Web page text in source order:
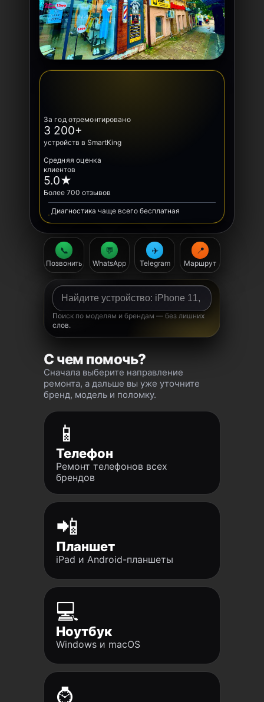
За год отремонтировано
3 200+
устройств в SmartKing
Средняя оценка
клиентов
5.0★
Более 700 отзывов
Диагностика чаще всего бесплатная
📞
Позвонить
💬
WhatsApp
✈️
Telegram
📍
Маршрут
Поиск по моделям и брендам — без лишних
слов.
С чем помочь?
Сначала выберите направление
ремонта, а дальше вы уже уточните
бренд, модель и поломку.
📱
Телефон
Ремонт телефонов всех
брендов
📲
Планшет
iPad и Android-планшеты
💻
Ноутбук
Windows и macOS
⌚️